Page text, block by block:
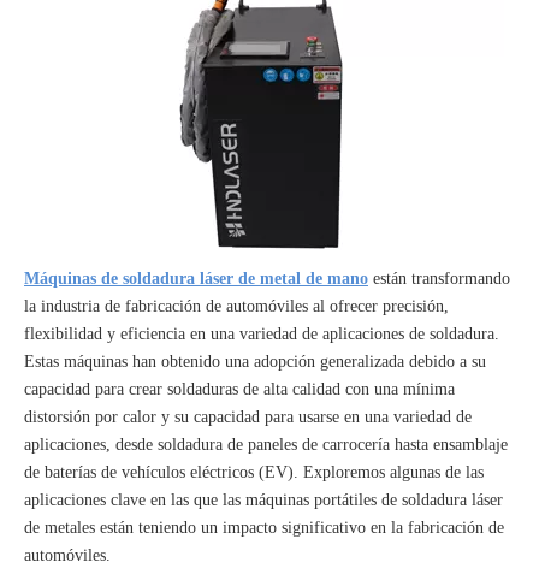
Máquinas de soldadura láser de metal de mano están transformando
la industria de fabricación de automóviles al ofrecer precisión,
flexibilidad y eficiencia en una variedad de aplicaciones de soldadura.
Estas máquinas han obtenido una adopción generalizada debido a su
capacidad para crear soldaduras de alta calidad con una mínima
distorsión por calor y su capacidad para usarse en una variedad de
aplicaciones, desde soldadura de paneles de carrocería hasta ensamblaje
de baterías de vehículos eléctricos (EV). Exploremos algunas de las
aplicaciones clave en las que las máquinas portátiles de soldadura láser
de metales están teniendo un impacto significativo en la fabricación de
automóviles.